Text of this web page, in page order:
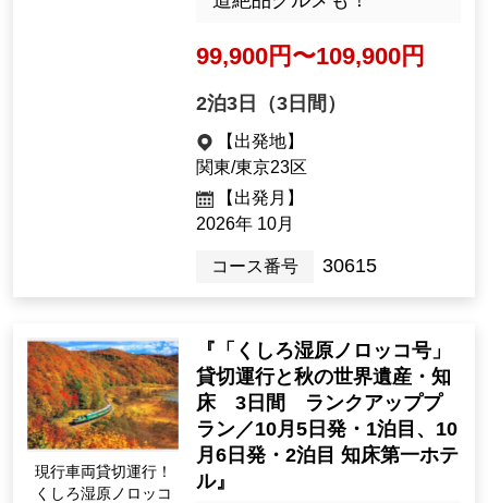
99,900円〜109,900円
2泊3日（3日間）
【出発地】
関東/東京23区
【出発月】
2026年 10月
コース番号 30615
現行車両貸切運行！
くしろ湿原ノロッコ
『「くしろ湿原ノロッコ号」
貸切運行と秋の世界遺産・知
床 3日間 ランクアッププ
ラン／10月5日発・1泊目、10
月6日発・2泊目 知床第一ホテ
ル』